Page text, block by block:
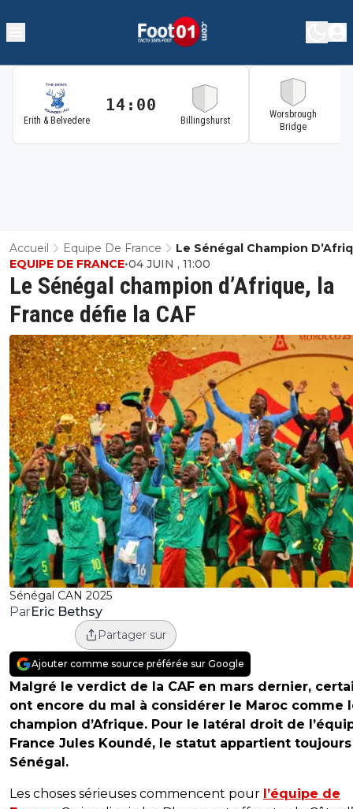
Erith & Belvedere
14:00
Billingshurst
Worsbrough
Bridge
Accueil Equipe De France
Le Sénégal Champion
France Défie La CAF
Sénégal CAN 2025
Le Sénégal champion d’Afrique, la
France défie la CAF
EQUIPE DE FRANCE•04 JUIN , 11:00
ParEric Bethsy
Partager sur
Ajouter comme source préférée sur Google
Malgré le verdict de la CAF en mars dernier,
ont encore du mal à considérer le Maroc comme
champion d’Afrique. Pour le latéral droit de
France Jules Koundé, le statut appartient
Sénégal.
Les choses sérieuses commencent pour l’équipe de